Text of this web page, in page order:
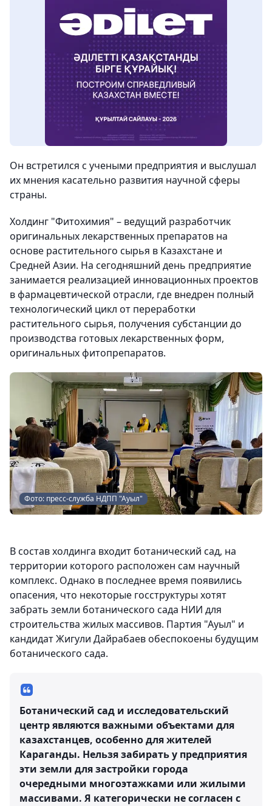
Он встретился с учеными предприятия и выслушал
их мнения касательно развития научной сферы
страны.
Холдинг "Фитохимия" – ведущий разработчик
оригинальных лекарственных препаратов на
основе растительного сырья в Казахстане и
Средней Азии. На сегодняшний день предприятие
занимается реализацией инновационных проектов
в фармацевтической отрасли, где внедрен полный
технологический цикл от переработки
растительного сырья, получения субстанции до
производства готовых лекарственных форм,
оригинальных фитопрепаратов.
Фото: пресс-служба НДПП "Ауыл"
В состав холдинга входит ботанический сад, на
территории которого расположен сам научный
комплекс. Однако в последнее время появились
опасения, что некоторые госструктуры хотят
забрать земли ботанического сада НИИ для
строительства жилых массивов. Партия "Ауыл" и
кандидат Жигули Дайрабаев обеспокоены будущим
ботанического сада.
Ботанический сад и исследовательский
центр являются важными объектами для
казахстанцев, особенно для жителей
Караганды. Нельзя забирать у предприятия
эти земли для застройки города
очередными многоэтажками или жилыми
массивами. Я категорически не согласен с